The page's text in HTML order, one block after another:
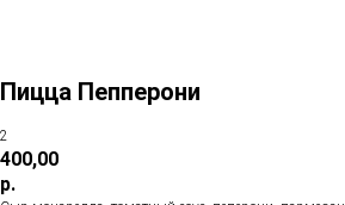
Пицца Пепперони
2
400,00
р.